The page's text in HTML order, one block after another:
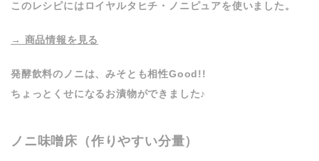
このレシピにはロイヤルタヒチ・ノニピュアを使いました。
→ 商品情報を見る
発酵飲料のノニは、みそとも相性Good!!
ちょっとくせになるお漬物ができました♪
ノニ味噌床 （作りやすい分量）